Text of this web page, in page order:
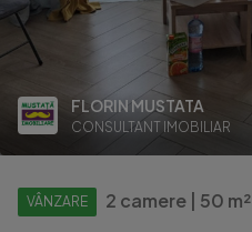
FLORIN MUSTATA
CONSULTANT IMOBILIAR
VÂNZARE 2 camere | 50 m²